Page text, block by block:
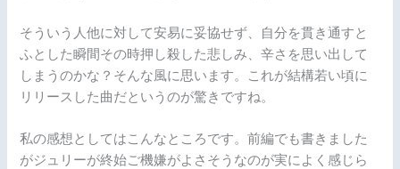
そういう人他に対して安易に妥協せず、自分を貫き通すと
ふとした瞬間その時押し殺した悲しみ、辛さを思い出して
しまうのかな？そんな風に思います。これが結構若い頃に
リリースした曲だというのが驚きですね。
私の感想としてはこんなところです。前編でも書きました
がジュリーが終始ご機嫌がよさそうなのが実によく感じら